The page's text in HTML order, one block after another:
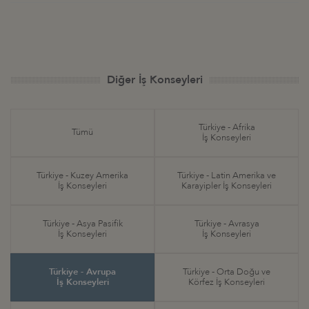
Diğer İş Konseyleri
Tümü
Türkiye - Afrika
İş Konseyleri
Türkiye - Kuzey Amerika
İş Konseyleri
Türkiye - Latin Amerika ve
Karayipler İş Konseyleri
Türkiye - Asya Pasifik
İş Konseyleri
Türkiye - Avrasya
İş Konseyleri
Türkiye - Avrupa
İş Konseyleri
Türkiye - Orta Doğu ve
Körfez İş Konseyleri